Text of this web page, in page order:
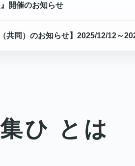
開催のお知らせ
共同）のお知らせ】2025/12/12～
ひ とは